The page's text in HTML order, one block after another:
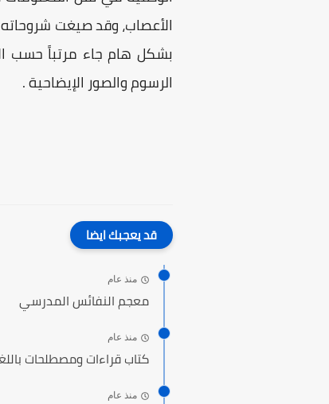
اﻷﻋﺼﺎب، وﻗﺪ صيغت
ﺑﺸﻜﻞ هام ﺟﺎء ﻣﺮﺗﺒﺎً ﺣﺴﺐ
اﻟﺮﺳﻮم واﻟﺼﻮر الإيضاحية .
قد يعجبك ايضا
منذ عام
معجم النفائس المدرسي
منذ عام
كتاب قراءات ومصطلحات
منذ عام